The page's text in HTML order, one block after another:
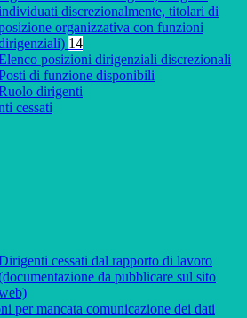
discrezionalmente, titolari di
organizzativa con funzioni
14
posizioni dirigenziali discrezionali
di funzione disponibili
dirigenti
cessati
cessati dal rapporto di lavoro
da pubblicare sul sito
per mancata comunicazione dei dati